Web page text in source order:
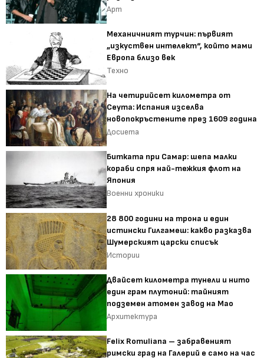
Арт
Механичният турчин: първият
„изкуствен интелект“, който мами
Европа близо век
Техно
На четирийсет километра от
Сеута: Испания изселва
новопокръстените през 1609 година
Досиета
Битката при Самар: шепа малки
кораби спря най-тежкия флот на
Япония
Военни хроники
28 800 години на трона и един
истински Гилгамеш: какво разказва
Шумерският царски списък
Истории
Двайсет километра тунели и нито
един грам плутоний: тайният
подземен атомен завод на Мао
Архитектура
Felix Romuliana – забравеният
римски град на Галерий е само на час